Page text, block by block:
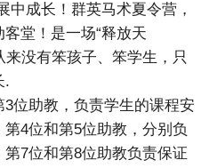
中成长！群英马术夏令营，
堂！是一场“释放天
来没有笨孩子、笨学生，只
.
位助教，负责学生的课程安
4位和第5位助教，分别负
7位和第8位助教负责保证